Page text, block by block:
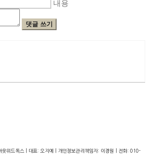
내용
댓글 쓰기
위드독스 | 대표: 오지예 | 개인정보관리책임자: 이경원 | 전화: 010-